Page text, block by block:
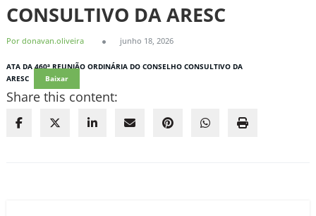
CONSULTIVO DA ARESC
Por donavan.oliveira junho 18, 2026
ATA DA 460ª REUNIÃO ORDINÁRIA DO CONSELHO CONSULTIVO DA
ARESC
Baixar
Share this content: